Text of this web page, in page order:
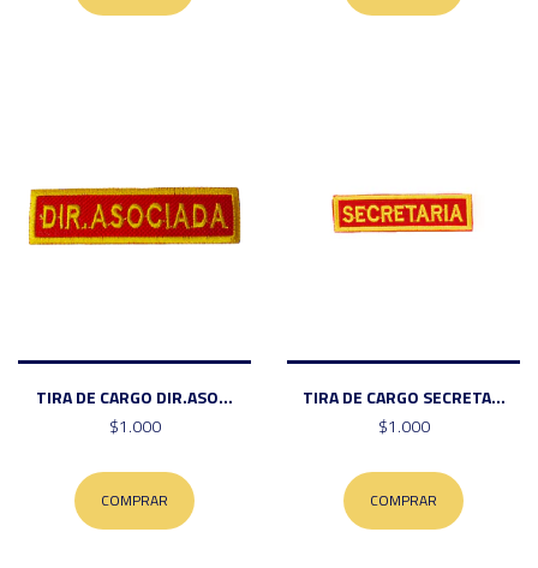
TIRA DE CARGO DIR.ASO...
$1.000
COMPRAR
TIRA DE CARGO SECRETA...
$1.000
COMPRAR